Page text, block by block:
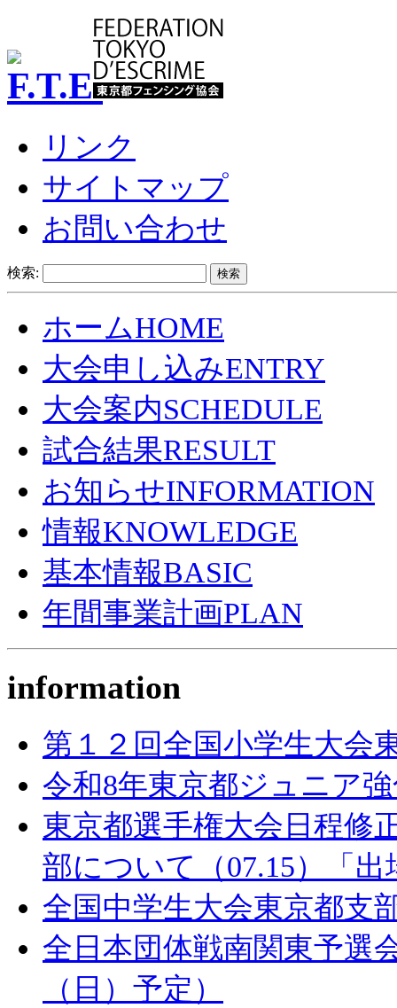
リンク
サイトマップ
お問い合わせ
検索:
ホームHOME
大会申し込みENTRY
大会案内SCHEDULE
試合結果RESULT
お知らせINFORMATION
情報KNOWLEDGE
基本情報BASIC
年間事業計画PLAN
information
第１２回全国小学生大会
令和8年東京都ジュニア
東京都選手権大会日程修
部について（07.15）「
全国中学生大会東京都支
全日本団体戦南関東予選
（日）予定）